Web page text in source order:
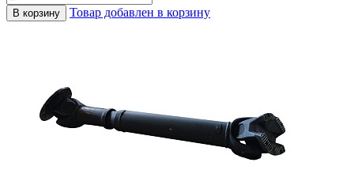
В корзину Товар добавлен в корзину